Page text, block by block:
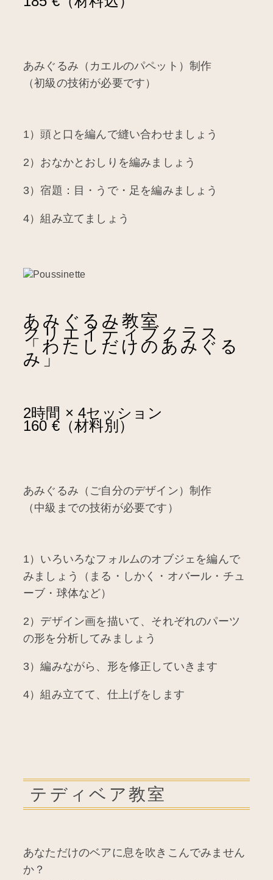
あみぐるみ（カエルのパペット）制作
（初級の技術が必要です）
1）頭と口を編んで縫い合わせましょう
2）おなかとおしりを編みましょう
3）宿題：目・うで・足を編みましょう
4）組み立てましょう
あみぐるみ教室
クリエイティブクラス
「わたしだけのあみぐる
み」
2時間 × 4セッション
160 €（材料別）
あみぐるみ（ご自分のデザイン）制作
（中級までの技術が必要です）
1）いろいろなフォルムのオブジェを編んで
みましょう（まる・しかく・オバール・チュ
ーブ・球体など）
2）デザイン画を描いて、それぞれのパーツ
の形を分析してみましょう
3）編みながら、形を修正していきます
4）組み立てて、仕上げをします
テディベア教室
あなただけのベアに息を吹きこんでみません
か？